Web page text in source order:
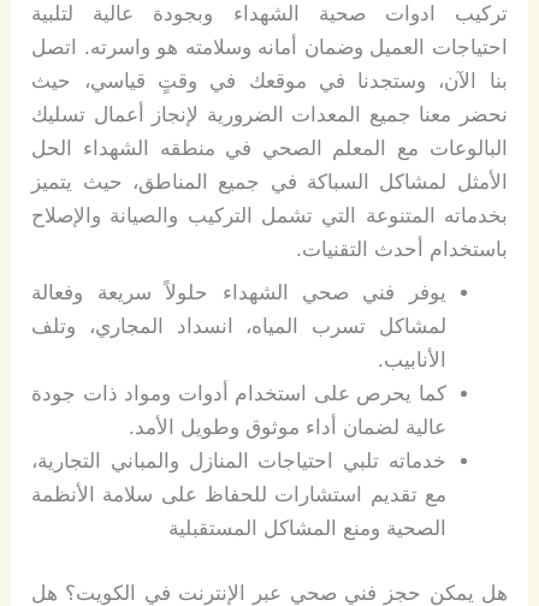
تركيب ادوات صحية الشهداء وبجودة عالية لتلبية
احتياجات العميل وضمان أمانه وسلامته هو واسرته. اتصل
بنا الآن، وستجدنا في موقعك في وقتٍ قياسي، حيث
نحضر معنا جميع المعدات الضرورية لإنجاز أعمال تسليك
البالوعات مع المعلم الصحي في منطقه الشهداء الحل
الأمثل لمشاكل السباكة في جميع المناطق، حيث يتميز
بخدماته المتنوعة التي تشمل التركيب والصيانة والإصلاح
باستخدام أحدث التقنيات.
يوفر فني صحي الشهداء حلولاً سريعة وفعالة
لمشاكل تسرب المياه، انسداد المجاري، وتلف
الأنابيب.
كما يحرص على استخدام أدوات ومواد ذات جودة
عالية لضمان أداء موثوق وطويل الأمد.
خدماته تلبي احتياجات المنازل والمباني التجارية،
مع تقديم استشارات للحفاظ على سلامة الأنظمة
الصحية ومنع المشاكل المستقبلية
هل يمكن حجز فني صحي عبر الإنترنت في الكويت؟ هل